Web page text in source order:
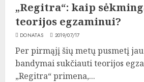
„Regitra“: kaip
teorijos egzaminui?
DONATAS 2019/07/17
Per pirmąjį šių metų pusmetį
bandymai sukčiauti teorijos
„Regitra“ primena,...